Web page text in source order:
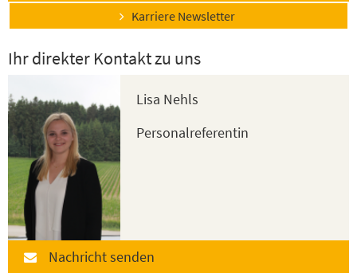
Karriere Newsletter
Ihr direkter Kontakt zu uns
Lisa Nehls
Personalreferentin
Nachricht senden